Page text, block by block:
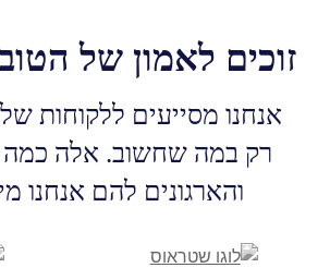
זוכים לאמון של
אנחנו מסייעים ללקוחות
רק במה שחשוב. אלה כמה
והארגונים להם אנחנו